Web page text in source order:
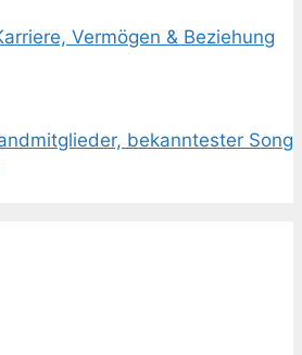
Vermögen & Beziehung
bekanntester Song